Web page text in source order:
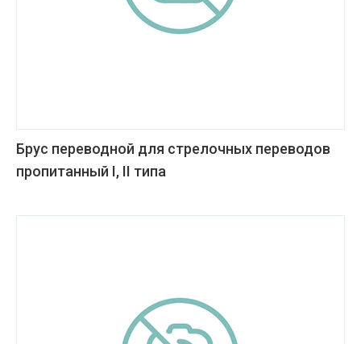
Брус переводной для стрелочных переводов
пропитанный I, II типа